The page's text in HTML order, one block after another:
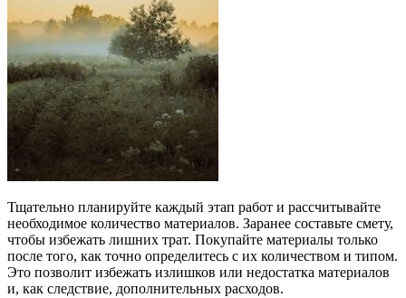
Тщательно планируйте каждый этап работ и рассчитывайте
необходимое количество материалов. Заранее составьте смету,
чтобы избежать лишних трат. Покупайте материалы только
после того, как точно определитесь с их количеством и типом.
Это позволит избежать излишков или недостатка материалов
и, как следствие, дополнительных расходов.